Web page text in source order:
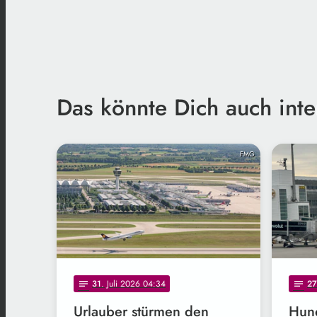
Das könnte Dich auch
FMG
notes 31. Juli 2026 04:34
Urlauber stürmen den
notes 27